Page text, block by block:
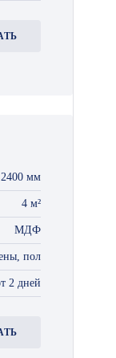
мм
4 м²
МДФ
пол
2 дней